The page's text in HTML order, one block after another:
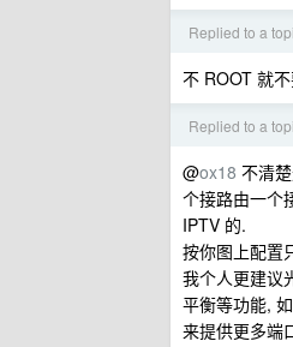
Replied to a
不 ROOT 就
Replied to a
@ox18 不清
个接路由一个
IPTV 的.
按你图上配置
我个人更建议
平衡等功能,
来提供更多端